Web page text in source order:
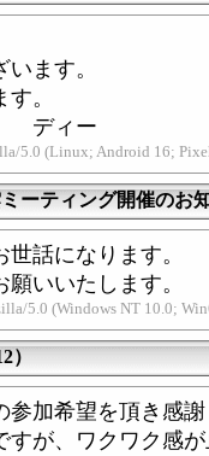
ます。
ます。
ー
5.0 (Linux; Android 16;
ミーティング開催のお
話になります。
いいたします。
5.0 (Windows NT 10.0;
）
加希望を頂き感謝
すが、ワクワク感